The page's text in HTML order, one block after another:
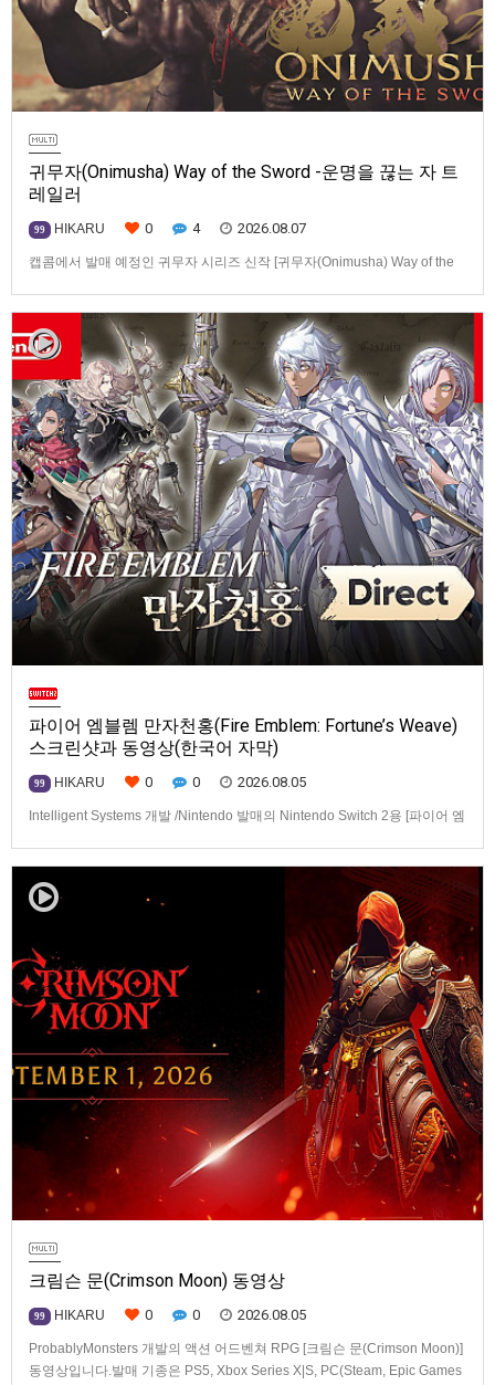
귀무자(Onimusha) Way of the Sword -운명을 끊는 자 트
레일러
99 HIKARU 0 4 2026.08.07
캡콤에서 발매 예정인 귀무자 시리즈 신작 [귀무자(Onimusha) Way of the
파이어 엠블렘 만자천홍(Fire Emblem: Fortune’s Weave)
스크린샷과 동영상(한국어 자막)
99 HIKARU 0 0 2026.08.05
Intelligent Systems 개발 /Nintendo 발매의 Nintendo Switch 2용 [파이어 엠
크림슨 문(Crimson Moon) 동영상
99 HIKARU 0 0 2026.08.05
ProbablyMonsters 개발의 액션 어드벤쳐 RPG [크림슨 문(Crimson Moon)]
동영상입니다.발매 기종은 PS5, Xbox Series X|S, PC(Steam, Epic Games